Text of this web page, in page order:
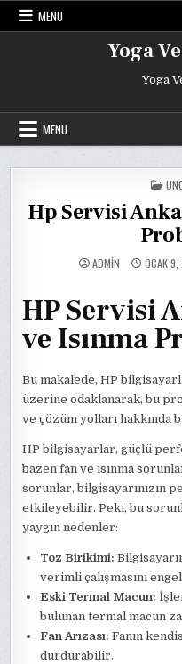
Skip
MENU
Yoga
Yoga
MENU
IN
Hp Servisi
ADMIN OCAK
HP Servisi
ve Isınma
Bu makalede, HP
üzerine odaklanarak, bu
ve çözüm yolları hakkında
HP bilgisayarlar, güçlü
bazen fan ve ısınma
sorunlar, bilgisayarınızın
etkileyebilir. Peki, bu
yaygın nedenler:
Toz Birikimi:
verimli çalışmasını
Eski Termal Macun:
bulunan termal macun
Fan Arızası: Fanın
durdurabilir.